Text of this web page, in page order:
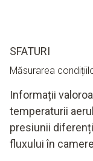
SFATURI
Măsurarea
Informații
temperaturii
presiunii
fluxului în